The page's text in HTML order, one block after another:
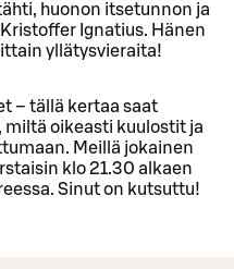
huonon itsetunnon ja
Ignatius. Hänen
yllätysvieraita!
– tällä kertaa saat
miltä oikeasti kuulostit ja
Meillä jokainen
klo 21.30 alkaen
Sinut on kutsuttu!